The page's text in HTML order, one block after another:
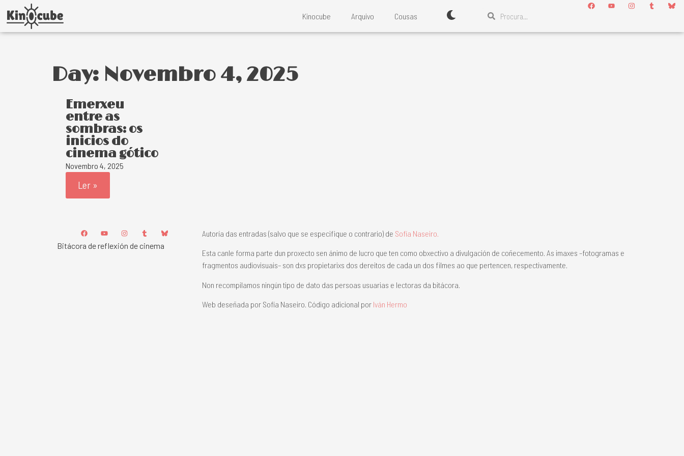
Kinocube Arquivo Cousas
Day: Novembro 4, 2025
Emerxeu
entre as
sombras: os
inicios do
cinema gótico
Novembro 4, 2025
Ler »
Bitácora de reflexión de cinema
Autoría das entradas (salvo que se especifique o contrario) de Sofía Naseiro.
Esta canle forma parte dun proxecto sen ánimo de lucro que ten como obxectivo a divulgación de coñecemento. As imaxes –fotogramas e
fragmentos audiovisuais– son dxs propietarixs dos dereitos de cada un dos filmes ao que pertencen, respectivamente.
Non recompilamos ningún tipo de dato das persoas usuarias e lectoras da bitácora.
Web deseñada por Sofía Naseiro. Código adicional por Iván Hermo